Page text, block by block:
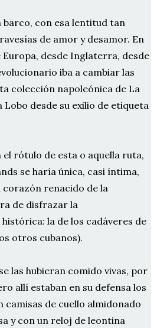
con esa lentitud tan
de amor y desamor. En
Europa, desde Inglaterra, desde
iba a cambiar las
colección napoleónica de La
Lobo desde su exilio de etiqueta
rótulo de esta o aquella ruta,
se haría única, casi íntima,
renacido de la
de disfrazar la
histórica: la de los cadáveres de
otros cubanos).
las hubieran comido vivas, por
allí estaban en su defensa los
camisas de cuello almidonado
y con un reloj de leontina